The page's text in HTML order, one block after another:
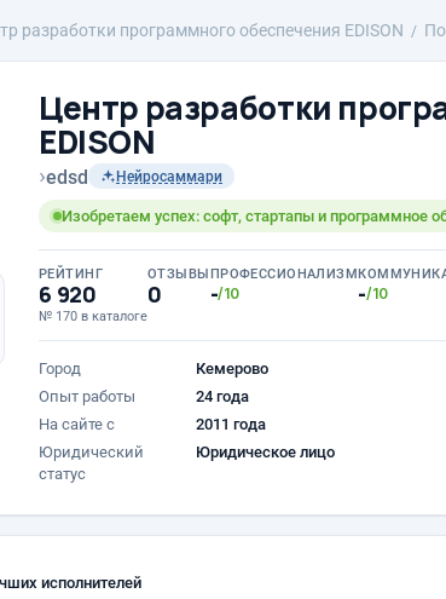
разработки программного обеспечения EDISON
Центр разработки
EDISON
›edsd Нейросаммари
Изобретаем успех: софт, стартапы и программное
РЕЙТИНГ
6 920
№ 170 в каталоге
ОТЗЫВЫ
0
ПРОФЕССИОНАЛИЗМ
-/10 -/10
Город
Кемерово
Опыт работы
24 года
На сайте с
2011 года
Юридический
статус
Юридическое лицо
исполнителей